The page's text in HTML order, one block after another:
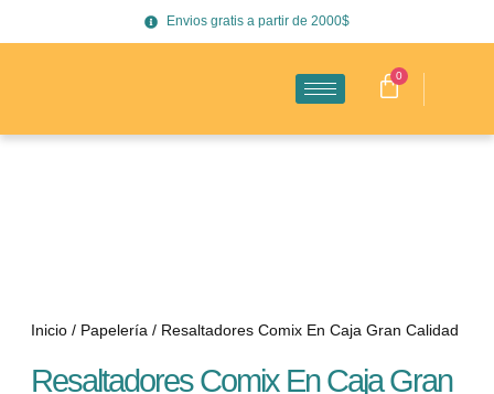
Envios gratis a partir de 2000$
0
Inicio / Papelería / Resaltadores Comix En Caja Gran Calidad
Resaltadores Comix En Caja Gran